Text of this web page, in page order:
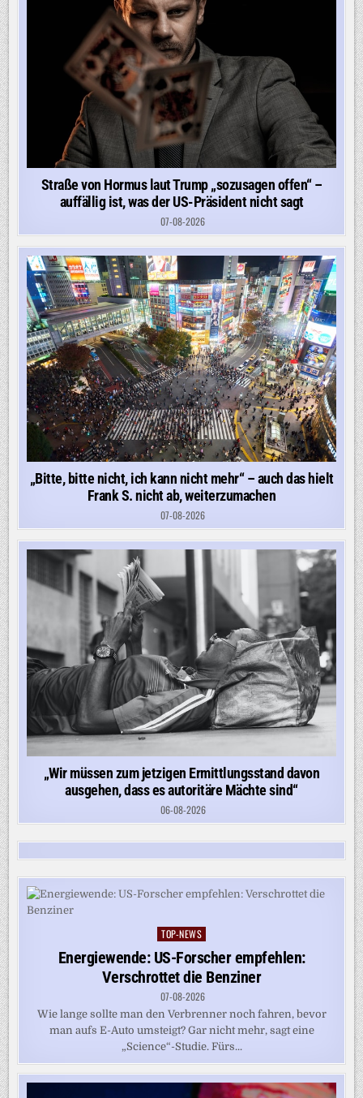
Straße von Hormus laut Trump „sozusagen offen“ –
auffällig ist, was der US-Präsident nicht sagt
07-08-2026
„Bitte, bitte nicht, ich kann nicht mehr“ – auch das hielt
Frank S. nicht ab, weiterzumachen
07-08-2026
„Wir müssen zum jetzigen Ermittlungsstand davon
ausgehen, dass es autoritäre Mächte sind“
06-08-2026
Posted
in
TOP-NEWS
Energiewende: US-Forscher empfehlen:
Verschrottet die Benziner
07-08-2026
Wie lange sollte man den Verbrenner noch fahren, bevor
man aufs E-Auto umsteigt? Gar nicht mehr, sagt eine
„Science“-Studie. Fürs...